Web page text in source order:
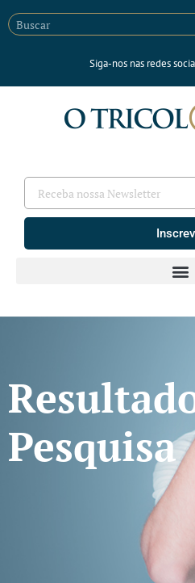
Siga-nos nas redes
Pesquisa